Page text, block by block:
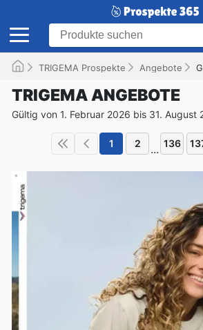
TRIGEMA Prospekte Angebote
TRIGEMA ANGEBOTE
Gültig von 1. Februar 2026 bis 31. August
1 2 ... 136